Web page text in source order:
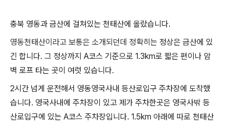
충북 영동과 금산에 걸쳐있는 천태산에 올랐습니다.
영동천태산이라고 보통은 소개되던데 정확히는 정상은 금산에 있
긴 합니다. 그 정상까지 A코스 기준으로 1.3km로 짧은 편이나 암
벽 로프 타는 곳이 여럿 있습니다.
2시간 넘게 운전해서 영동영국사내 등산로입구 주차장에 도착했
습니다. 영국사내에 주차장이 있고 제가 주차한곳은 영국사밖 등
산로입구에 있는 A코스 주차장입니다. 1.5km 아래에 따로 천태산